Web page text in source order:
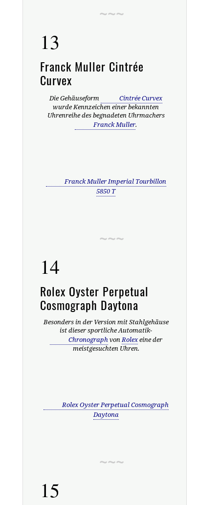
13
Franck Muller Cintrée
Curvex
Die Gehäuseform
Cintrée Curvex
wurde Kennzeichen einer bekannten
Uhrenreihe des begnadeten Uhrmachers
Franck Muller.
Franck Muller Imperial Tourbillon
5850 T
14
Rolex Oyster Perpetual
Cosmograph Daytona
Besonders in der Version mit Stahlgehäuse
ist dieser sportliche Automatik-
ChronographvonRolexeine der
meistgesuchten Uhren.
Rolex Oyster Perpetual Cosmograph
Daytona
15